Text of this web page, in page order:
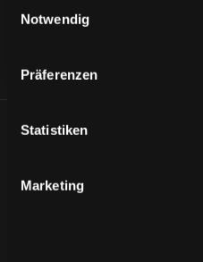
Notwendig
Präferenzen
Statistiken
Marketing
ÄHNLICHE NEWS